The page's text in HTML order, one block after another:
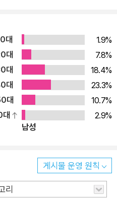
러 가지 도구와 기술 요소를 알
습과 비지도학습의 대표적인
닝을 구축해보는 시작 단원으
신 알고리즘을 직접 구현해봄
다. '4장, 비지도학습
습의 개요를 설명하고, K-평균
이미지를 인식하는 실습을 통
서플로를 이용
을 이용해서 이미지 객체를 추
대
1.9%
대
7.8%
대
18.4%
대
23.3%
대
10.7%
2.9%
남성
게시물 운영 원칙
리